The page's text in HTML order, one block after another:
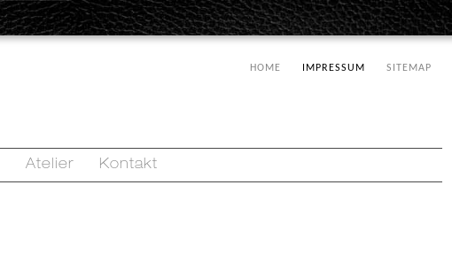
HOME IMPRESSUM SITEMAP
Atelier Kontakt